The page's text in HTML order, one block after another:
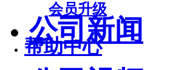
会员升级
帮助中心
公司新闻